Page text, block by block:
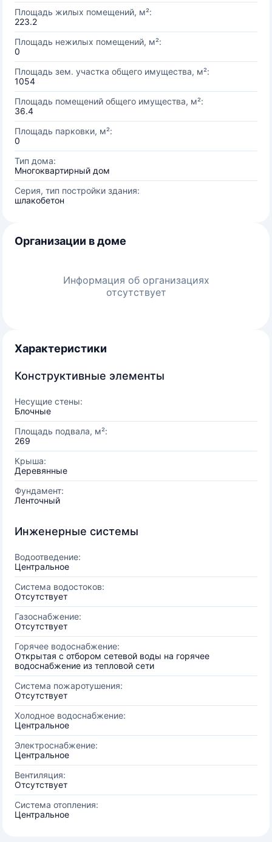
Площадь жилых помещений, м²:
223.2
Площадь нежилых помещений, м²:
0
Площадь зем. участка общего имущества, м²:
1054
Площадь помещений общего имущества, м²:
36.4
Площадь парковки, м²:
0
Тип дома:
Многоквартирный дом
Серия, тип постройки здания:
шлакобетон
Организации в доме
Информация об организациях
отсутствует
Характеристики
Конструктивные элементы
Несущие стены:
Блочные
Площадь подвала, м²:
269
Крыша:
Деревянные
Фундамент:
Ленточный
Инженерные системы
Водоотведение:
Центральное
Система водостоков:
Отсутствует
Газоснабжение:
Отсутствует
Горячее водоснабжение:
Открытая с отбором сетевой воды на горячее
водоснабжение из тепловой сети
Система пожаротушения:
Отсутствует
Холодное водоснабжение:
Центральное
Электроснабжение:
Центральное
Вентиляция:
Отсутствует
Система отопления:
Центральное